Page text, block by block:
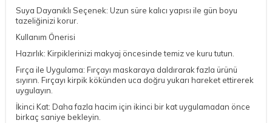
Suya Dayanıklı Seçenek: Uzun süre kalıcı yapısı ile gün boyu
tazeliğinizi korur.
Kullanım Önerisi
Hazırlık: Kirpiklerinizi makyaj öncesinde temiz ve kuru tutun.
Fırça ile Uygulama: Fırçayı maskaraya daldırarak fazla ürünü
sıyırın. Fırçayı kirpik kökünden uca doğru yukarı hareket ettirerek
uygulayın.
İkinci Kat: Daha fazla hacim için ikinci bir kat uygulamadan önce
birkaç saniye bekleyin.